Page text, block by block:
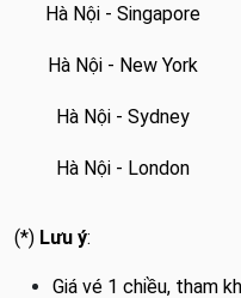
Hà Nội - Singapore
Hà Nội - New York
Hà Nội - Sydney
Hà Nội - London
(*) Lưu ý:
Giá vé 1 chiều, tham